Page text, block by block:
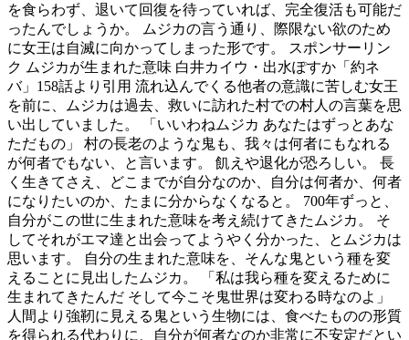
を食らわず、退いて回復を待っていれば、完全復活も可能だ
ったんでしょうか。 ムジカの言う通り、際限ない欲のため
に女王は自滅に向かってしまった形です。 スポンサーリン
ク ムジカが生まれた意味 白井カイウ・出水ぽすか「約ネ
バ」158話より引用 流れ込んでくる他者の意識に苦しむ女王
を前に、ムジカは過去、救いに訪れた村での村人の言葉を思
い出していました。 「いいわねムジカ あなたはずっとあな
ただもの」 村の長老のような鬼も、我々は何者にもなれる
が何者でもない、と言います。 飢えや退化が恐ろしい。 長
く生きてさえ、どこまでが自分なのか、自分は何者か、何者
になりたいのか、たまに分からなくなると。 700年ずっと、
自分がこの世に生まれた意味を考え続けてきたムジカ。 そ
してそれがエマ達と出会ってようやく分かった、とムジカは
思います。 自分の生まれた意味を、そんな鬼という種を変
えることに見出したムジカ。 「私は我ら種を変えるために
生まれてきたんだ そして今こそ鬼世界は変わる時なのよ」
人間より強靭に見える鬼という生物には、食べたものの形質
を得られる代わりに、自分が何者なのか非常に不安定だとい